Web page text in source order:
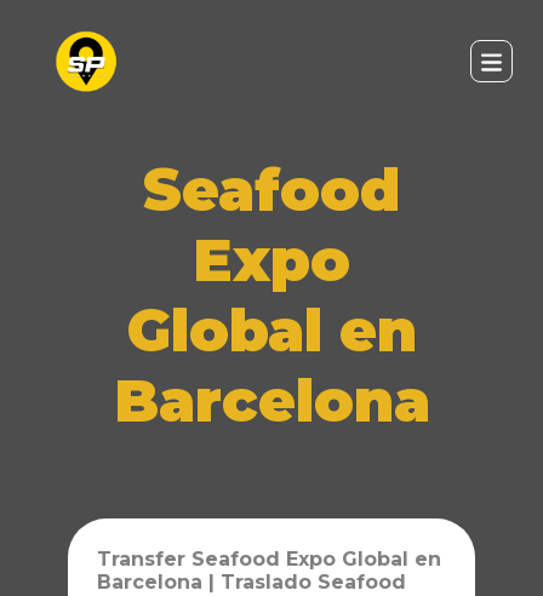
Seafood
Expo
Global en
Barcelona
Transfer Seafood Expo Global en
Barcelona | Traslado Seafood